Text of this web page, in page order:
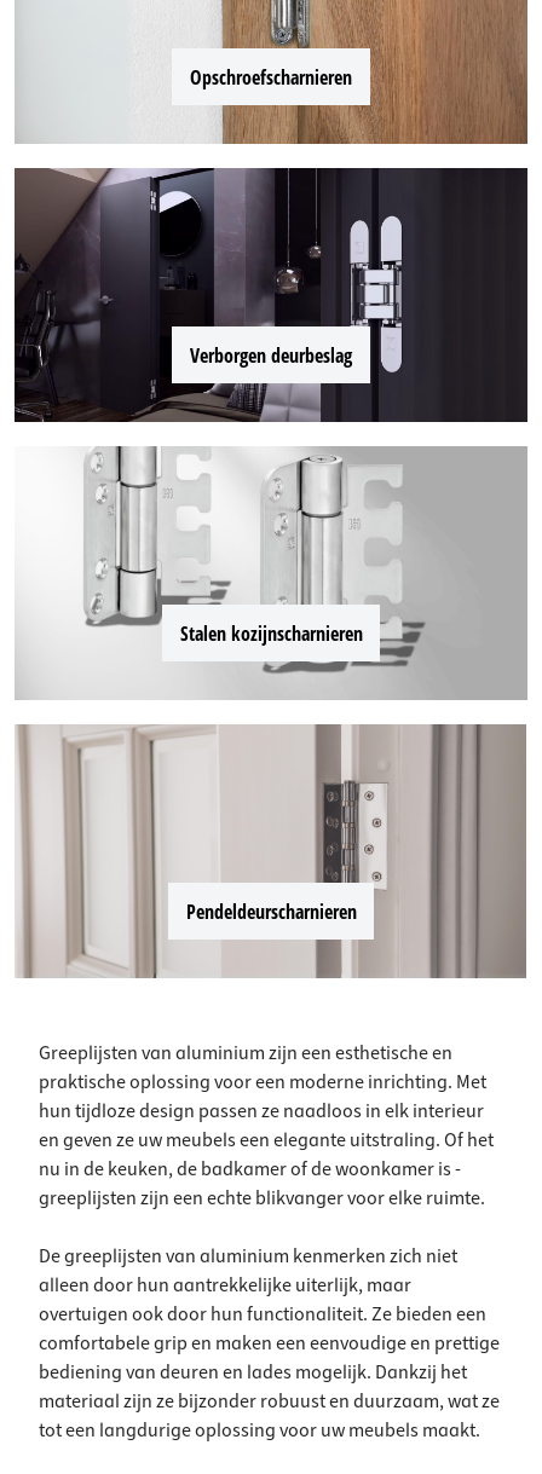
Opschroefscharnieren
Verborgen deurbeslag
Stalen kozijnscharnieren
Pendeldeurscharnieren
Greeplijsten van aluminium zijn een esthetische en
praktische oplossing voor een moderne inrichting. Met
hun tijdloze design passen ze naadloos in elk interieur
en geven ze uw meubels een elegante uitstraling. Of het
nu in de keuken, de badkamer of de woonkamer is -
greeplijsten zijn een echte blikvanger voor elke ruimte.
De greeplijsten van aluminium kenmerken zich niet
alleen door hun aantrekkelijke uiterlijk, maar
overtuigen ook door hun functionaliteit. Ze bieden een
comfortabele grip en maken een eenvoudige en prettige
bediening van deuren en lades mogelijk. Dankzij het
materiaal zijn ze bijzonder robuust en duurzaam, wat ze
tot een langdurige oplossing voor uw meubels maakt.